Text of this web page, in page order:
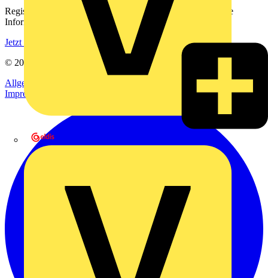
Registrieren Sie sich kostenlos und erhalten Sie stets aktuelle
Informationen aus der Elektroindustrie.
Jetzt registrieren
© 2002-
Allgemeine Geschäftsbedingungen
Datenschutzerklärung
Impressum